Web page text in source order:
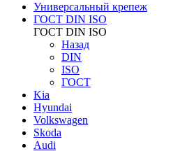
Универсальный крепеж
ГОСТ DIN ISO
ГОСТ DIN ISO
Назад
DIN
ISO
ГОСТ
Kia
Hyundai
Volkswagen
Skoda
Audi